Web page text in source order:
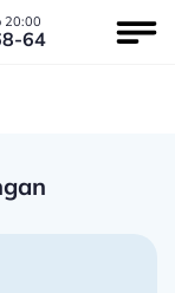
20:00
64